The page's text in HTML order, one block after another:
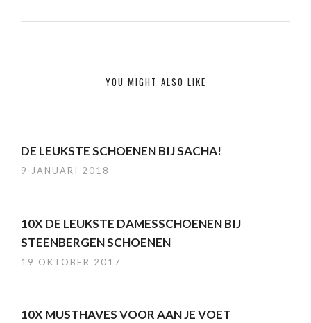
YOU MIGHT ALSO LIKE
DE LEUKSTE SCHOENEN BIJ SACHA!
9 JANUARI 2018
10X DE LEUKSTE DAMESSCHOENEN BIJ
STEENBERGEN SCHOENEN
19 OKTOBER 2017
10X MUSTHAVES VOOR AAN JE VOET